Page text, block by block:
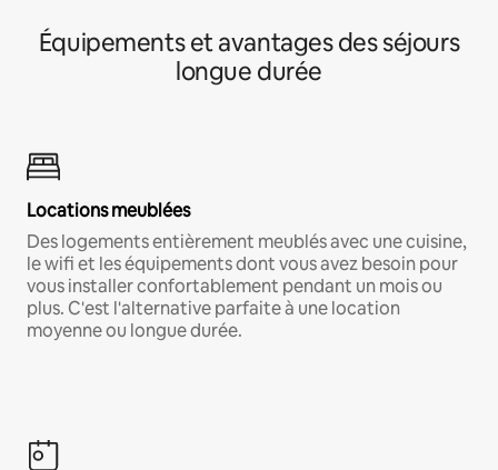
Équipements et avantages des séjours
longue durée
Locations meublées
Des logements entièrement meublés avec une cuisine,
le wifi et les équipements dont vous avez besoin pour
vous installer confortablement pendant un mois ou
plus. C'est l'alternative parfaite à une location
moyenne ou longue durée.